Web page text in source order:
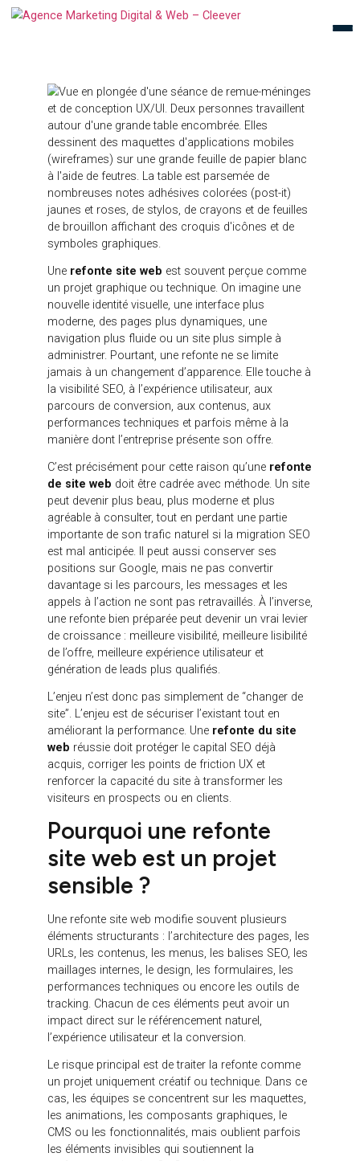
Unerefonte site webest souvent perçue comme
un projet graphique ou technique. On imagine une
nouvelle identité visuelle, une interface plus
moderne, des pages plus dynamiques, une
navigation plus fluide ou un site plus simple à
administrer. Pourtant, une refonte ne se limite
jamais à un changement d’apparence. Elle touche à
la visibilité SEO, à l’expérience utilisateur, aux
performances techniques et parfois même à la
manière dont l’entreprise présente son offre.
C’est précisément pour cette raison qu’une
de site webdoit être cadrée avec méthode. Un site
peut devenir plus beau, plus moderne et plus
agréable à consulter, tout en perdant une partie
importante de son trafic naturel si la migration SEO
est mal anticipée. Il peut aussi conserver ses
positions sur Google, mais ne pas convertir
davantage si les parcours, les messages et les
appels à l’action ne sont pas retravaillés. À l’inverse,
une refonte bien préparée peut devenir un vrai levier
de croissance : meilleure visibilité, meilleure lisibilité
de l’offre, meilleure expérience utilisateur et
génération de leads plus qualifiés.
L’enjeu n’est donc pas simplement de “changer de
site”. L’enjeu est de sécuriser l’existant tout en
webréussie doit protéger le capital SEO déjà
acquis, corriger les points de friction UX et
renforcer la capacité du site à transformer les
visiteurs en prospects ou en clients.
Pourquoi une refonte
site web est un projet
sensible ?
Une refonte site web modifie souvent plusieurs
éléments structurants : l’architecture des pages, les
URLs, les contenus, les menus, les balises SEO, les
maillages internes, le design, les formulaires, les
performances techniques ou encore les outils de
tracking. Chacun de ces éléments peut avoir un
impact direct sur le référencement naturel,
l’expérience utilisateur et la conversion.